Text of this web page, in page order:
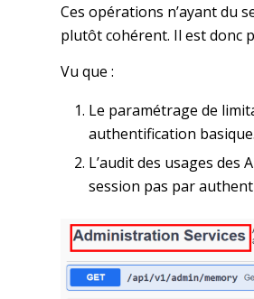
Ces opérations n’ayant du
plutôt cohérent. Il est donc
Vu que :
Le paramétrage de
authentification basique.
L’audit des usages des
session pas par